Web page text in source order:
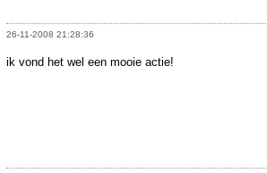
26-11-2008 21:28:36
ik vond het wel een mooie actie!